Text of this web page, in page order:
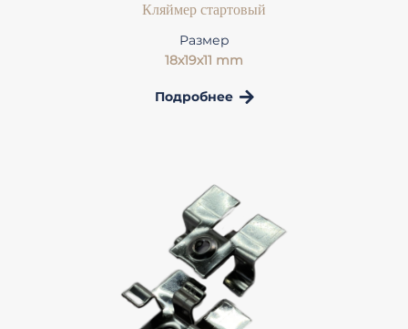
Кляймер стартовый
Размер
18x19х11 mm
Подробнее